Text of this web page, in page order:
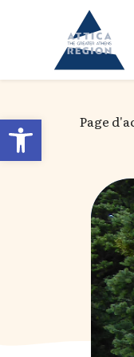
Open
Go to home
Page